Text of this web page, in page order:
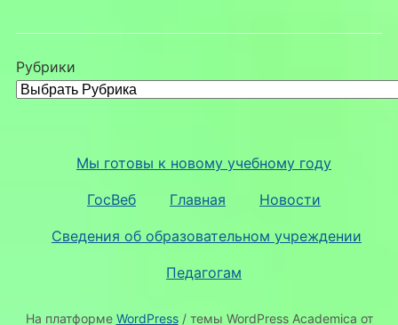
Рубрики
Мы готовы к новому учебному году
ГосВеб Главная Новости
Сведения об образовательном учреждении
Педагогам
На платформе WordPress/ темы WordPress Academica от